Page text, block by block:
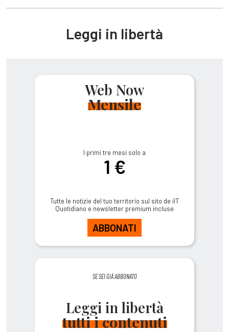
Leggi in libertà
Web Now
Mensile
I primi tre mesi solo a
1 €
Tutte le notizie del tuo territorio sul sito de ilT
Quotidiano e newsletter premium incluse
ABBONATI
SE SEI GIÀ ABBONATO
Leggi in libertà
tutti i contenuti